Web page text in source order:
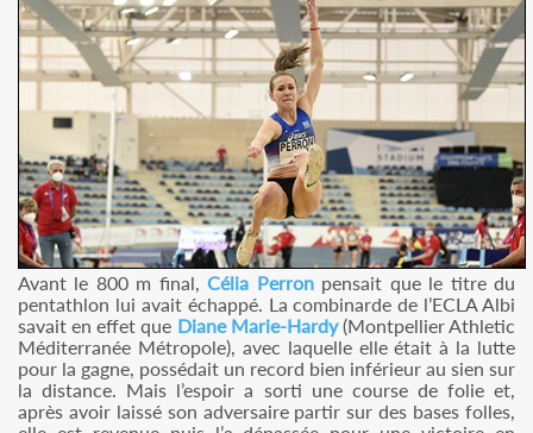
Avant le 800 m final,Célia Perronpensait que le titre du
pentathlon lui avait échappé. La combinarde de l’ECLA Albi
savait en effet que Diane Marie-Hardy(Montpellier Athletic
Méditerranée Métropole), avec laquelle elle était à la lutte
pour la gagne, possédait un record bien inférieur au sien sur
la distance. Mais l’espoir a sorti une course de folie et,
après avoir laissé son adversaire partir sur des bases folles,